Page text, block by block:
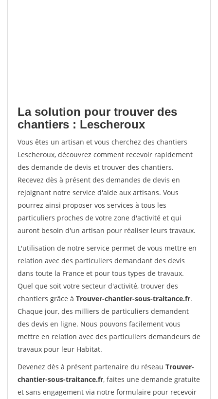
La solution pour trouver des
chantiers : Lescheroux
Vous êtes un artisan et vous cherchez des chantiers
Lescheroux, découvrez comment recevoir rapidement
des demande de devis et trouver des chantiers.
Recevez dès à présent des demandes de devis en
rejoignant notre service d'aide aux artisans. Vous
pourrez ainsi proposer vos services à tous les
particuliers proches de votre zone d'activité et qui
auront besoin d'un artisan pour réaliser leurs travaux.
L'utilisation de notre service permet de vous mettre en
relation avec des particuliers demandant des devis
dans toute la France et pour tous types de travaux.
Quel que soit votre secteur d'activité, trouver des
chantiers grâce à Trouver-chantier-sous-traitance.fr.
Chaque jour, des milliers de particuliers demandent
des devis en ligne. Nous pouvons facilement vous
mettre en relation avec des particuliers demandeurs de
travaux pour leur Habitat.
Devenez dès à présent partenaire du réseau Trouver-
chantier-sous-traitance.fr, faites une demande gratuite
et sans engagement via notre formulaire pour recevoir